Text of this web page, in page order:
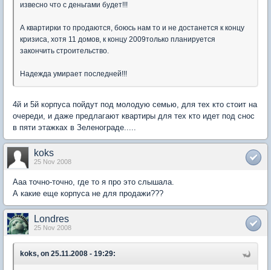
извесно что с деньгами будет!!!
А квартирки то продаются, боюсь нам то и не достанется к концу
кризиса, хотя 11 домов, к концу 2009только планируется
закончить строительство.
Надежда умирает последней!!!
4й и 5й корпуса пойдут под молодую семью, для тех кто стоит на
очереди, и даже предлагают квартиры для тех кто идет под снос
в пяти этажках в Зеленограде.....
koks
25 Nov 2008
Ааа точно-точно, где то я про это слышала.
А какие еще корпуса не для продажи???
Londres
25 Nov 2008
koks, on 25.11.2008 - 19:29: